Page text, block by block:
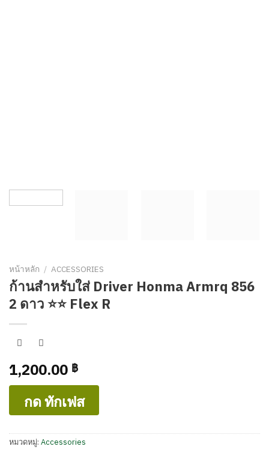
หน้าหลัก / ACCESSORIES
ก้านสำหรับใส่ Driver Honma Armrq 856
2 ดาว ⭐️⭐️ Flex R
1,200.00 ฿
กด ทักเฟส
หมวดหมู่:Accessories